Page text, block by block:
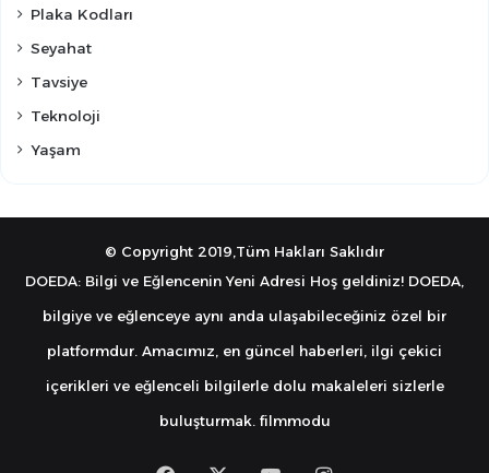
Plaka Kodları
Seyahat
Tavsiye
Teknoloji
Yaşam
© Copyright 2019,Tüm Hakları Saklıdır
DOEDA: Bilgi ve Eğlencenin Yeni Adresi Hoş geldiniz! DOEDA,
bilgiye ve eğlenceye aynı anda ulaşabileceğiniz özel bir
platformdur. Amacımız, en güncel haberleri, ilgi çekici
içerikleri ve eğlenceli bilgilerle dolu makaleleri sizlerle
buluşturmak. filmmodu